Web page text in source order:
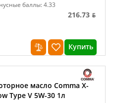
баллы: 4.33
216.73 ƃ
Купить
масло Comma X-
Type V 5W-30 1л